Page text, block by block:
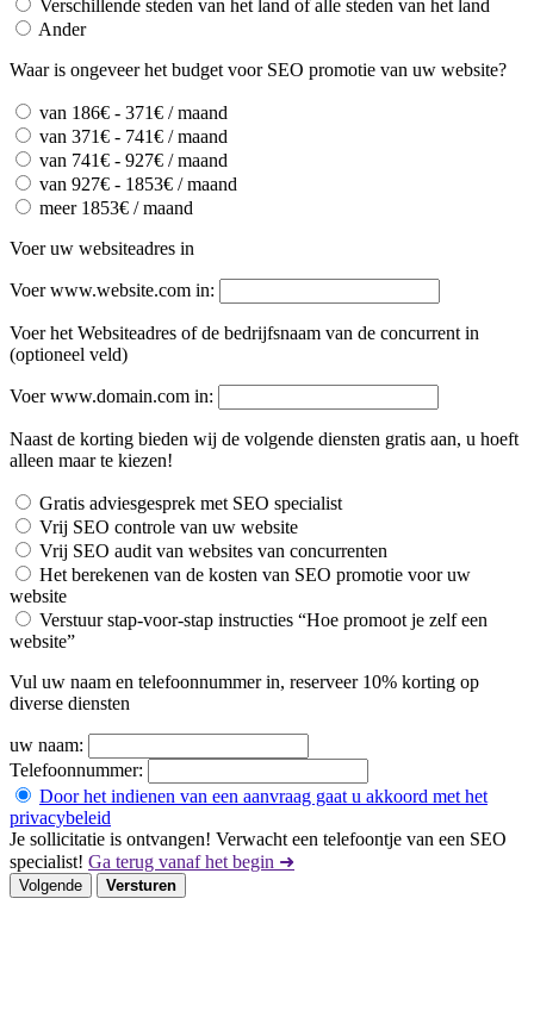
Verschillende steden van het land of alle steden van het land
Ander
Waar is ongeveer het budget voor SEO promotie van uw website?
van 186€ - 371€ / maand
van 371€ - 741€ / maand
van 741€ - 927€ / maand
van 927€ - 1853€ / maand
meer 1853€ / maand
Voer uw websiteadres in
Voer www.website.com in:
Voer het Websiteadres of de bedrijfsnaam van de concurrent in
(optioneel veld)
Voer www.domain.com in:
Naast de korting bieden wij de volgende diensten gratis aan, u hoeft
alleen maar te kiezen!
Gratis adviesgesprek met SEO specialist
Vrij SEO controle van uw website
Vrij SEO audit van websites van concurrenten
Het berekenen van de kosten van SEO promotie voor uw
website
Verstuur stap-voor-stap instructies “Hoe promoot je zelf een
website”
Vul uw naam en telefoonnummer in, reserveer 10% korting op
diverse diensten
uw naam:
Telefoonnummer:
Door het indienen van een aanvraag gaat u akkoord met het
privacybeleid
Je sollicitatie is ontvangen! Verwacht een telefoontje van een SEO
specialist! Ga terug vanaf het begin ➜
Volgende Versturen